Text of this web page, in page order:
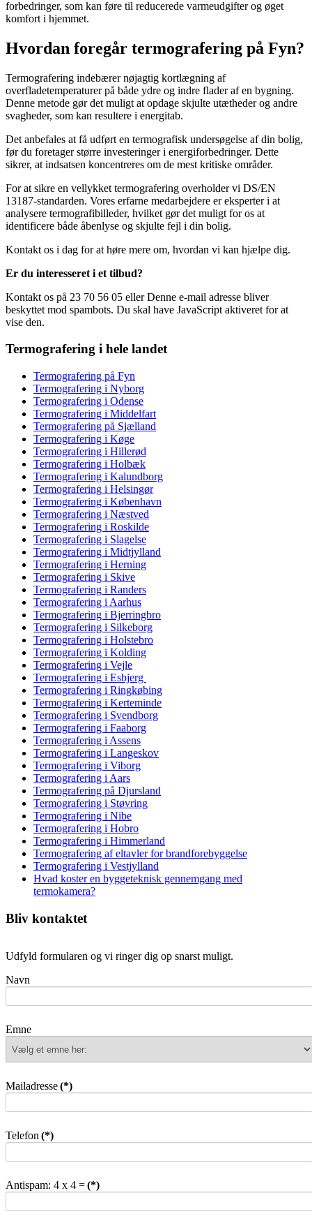
forbedringer, som kan føre til reducerede varmeudgifter og øget
komfort i hjemmet.
Hvordan foregår termografering på Fyn?
Termografering indebærer nøjagtig kortlægning af
overfladetemperaturer på både ydre og indre flader af en bygning.
Denne metode gør det muligt at opdage skjulte utætheder og andre
svagheder, som kan resultere i energitab.
Det anbefales at få udført en termografisk undersøgelse af din bolig,
før du foretager større investeringer i energiforbedringer. Dette
sikrer, at indsatsen koncentreres om de mest kritiske områder.
For at sikre en vellykket termografering overholder vi DS/EN
13187-standarden. Vores erfarne medarbejdere er eksperter i at
analysere termografibilleder, hvilket gør det muligt for os at
identificere både åbenlyse og skjulte fejl i din bolig.
Kontakt os i dag for at høre mere om, hvordan vi kan hjælpe dig.
Er du interesseret i et tilbud?
Kontakt os på 23 70 56 05 ellerDenne e-mail adresse bliver
beskyttet mod spambots. Du skal have JavaScript aktiveret for at
vise den.
Termografering i hele landet
Termografering på Fyn
Termografering i Nyborg
Termografering i Odense
Termografering i Middelfart
Termografering på Sjælland
Termografering i Køge
Termografering i Hillerød
Termografering i Holbæk
Termografering i Kalundborg
Termografering i Helsingør
Termografering i København
Termografering i Næstved
Termografering i Roskilde
Termografering i Slagelse
Termografering i Midtjylland
Termografering i Herning
Termografering i Skive
Termografering i Randers
Termografering i Aarhus
Termografering i Bjerringbro
Termografering i Silkeborg
Termografering i Holstebro
Termografering i Kolding
Termografering i Vejle
Termografering i Esbjerg
Termografering i Ringkøbing
Termografering i Kerteminde
Termografering i Svendborg
Termografering i Faaborg
Termografering i Assens
Termografering i Langeskov
Termografering i Viborg
Termografering i Aars
Termografering på Djursland
Termografering i Støvring
Termografering i Nibe
Termografering i Hobro
Termografering i Himmerland
Termografering af eltavler for brandforebyggelse
Termografering i Vestjylland
Hvad koster en byggeteknisk gennemgang med
termokamera?
Bliv kontaktet
Udfyld formularen og vi ringer dig op snarst muligt.
Navn
Emne
Mailadresse(*)
Telefon(*)
Antispam: 4 x 4 =(*)